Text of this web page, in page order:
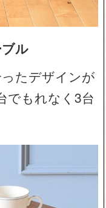
ル
たデザインが
でもれなく3台